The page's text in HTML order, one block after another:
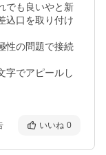
でも良いやと新
込口を取り付け
性の問題で接続
字でアピールし
いいね 0